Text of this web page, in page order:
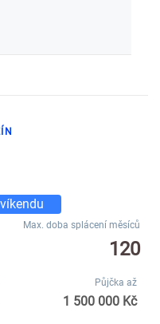
Max. doba splácení měsíců
120
Půjčka až
1 500 000 Kč